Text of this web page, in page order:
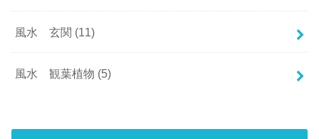
風水 玄関 (11)
風水 観葉植物 (5)